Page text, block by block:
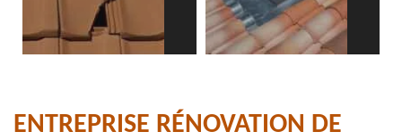
ENTREPRISE RÉNOVATION DE